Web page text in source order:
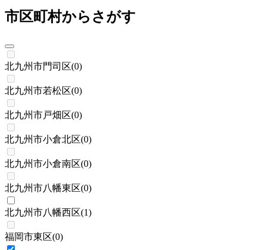
市区町村からさがす
北九州市門司区(0)
北九州市若松区(0)
北九州市戸畑区(0)
北九州市小倉北区(0)
北九州市小倉南区(0)
北九州市八幡東区(0)
北九州市八幡西区(1)
福岡市東区(0)